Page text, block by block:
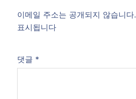
이메일 주소는 공개되지 않습니다.
표시됩니다
댓글 *